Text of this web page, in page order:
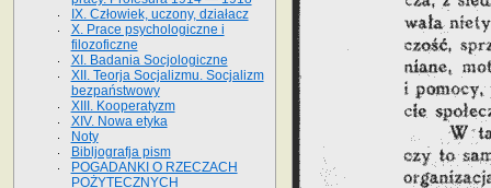
IX. Człowiek, uczony, działacz
X. Prace psychologiczne i
filozoficzne
XI. Badania Socjologiczne
XII. Teorja Socjalizmu. Socjalizm
bezpaństwowy
XIII. Kooperatyzm
XIV. Nowa etyka
Noty
Bibljografja pism
POGADANKI O RZECZACH
POŻYTECZNYCH